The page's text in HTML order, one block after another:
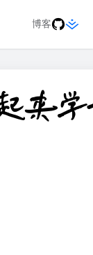
博客
来